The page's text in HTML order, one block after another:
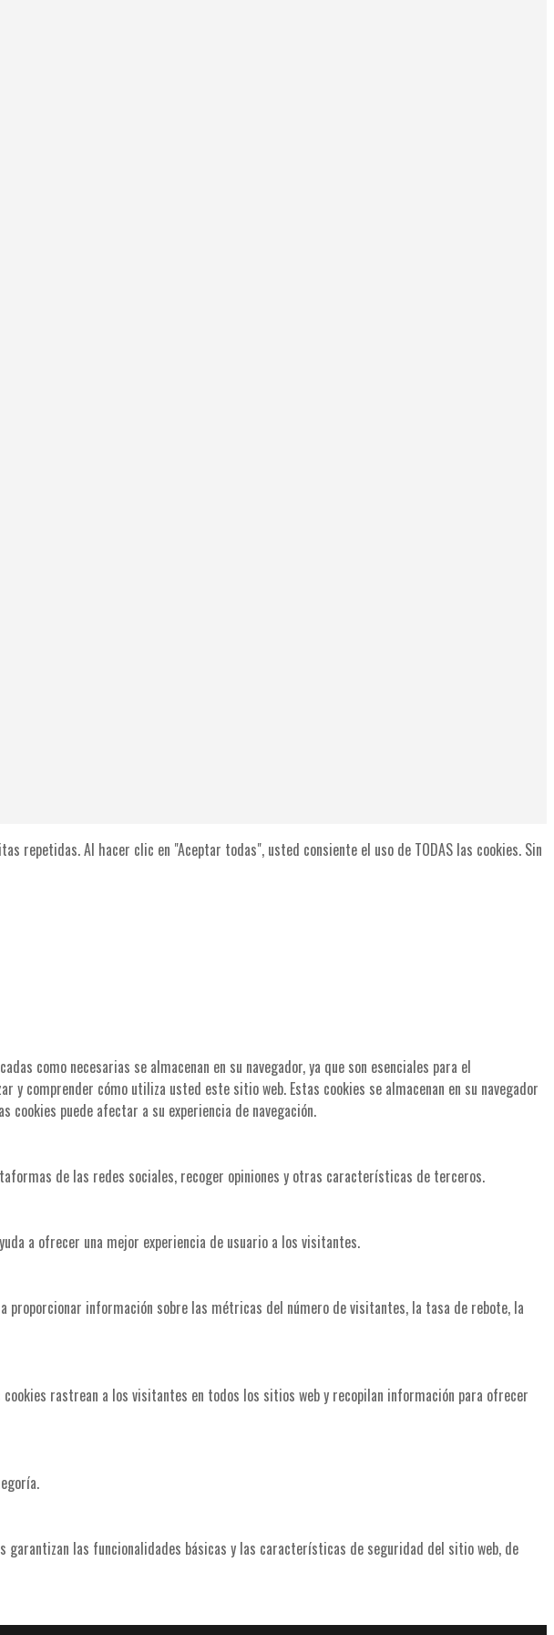
repetidas. Al hacer clic en "Aceptar todas", usted consiente el uso de TODAS las cookies. Sin
como necesarias se almacenan en su navegador, ya que son esenciales para el
comprender cómo utiliza usted este sitio web. Estas cookies se almacenan en su navegador
cookies puede afectar a su experiencia de navegación.
de las redes sociales, recoger opiniones y otras características de terceros.
a ofrecer una mejor experiencia de usuario a los visitantes.
información sobre las métricas del número de visitantes, la tasa de rebote, la
rastrean a los visitantes en todos los sitios web y recopilan información para ofrecer
las funcionalidades básicas y las características de seguridad del sitio web, de